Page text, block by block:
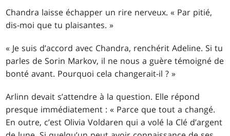
Chandra laisse échapper un rire nerveux. « Par pitié,
dis-moi que tu plaisantes. »
« Je suis d’accord avec Chandra, renchérit Adeline. Si tu
parles de Sorin Markov, il ne nous a guère témoigné de
bonté avant. Pourquoi cela changerait-il ? »
Arlinn devait s’attendre à la question. Elle répond
presque immédiatement : « Parce que tout a changé.
En outre, c’est Olivia Voldaren qui a volé la Clé d’argent